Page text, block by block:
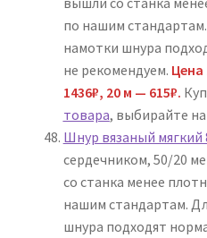
по нашим
намотки шнура
не рекомендуем. Цена
1436₽, 20 м — 615₽.
товара, выбирайте
Шнур вязаный мягкий
сердечником, 50/20
со станка менее
нашим стандартам.
шнура подходят